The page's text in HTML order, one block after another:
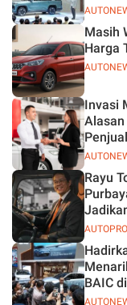
Masih
Harga
Invasi
Rayu
BAIC